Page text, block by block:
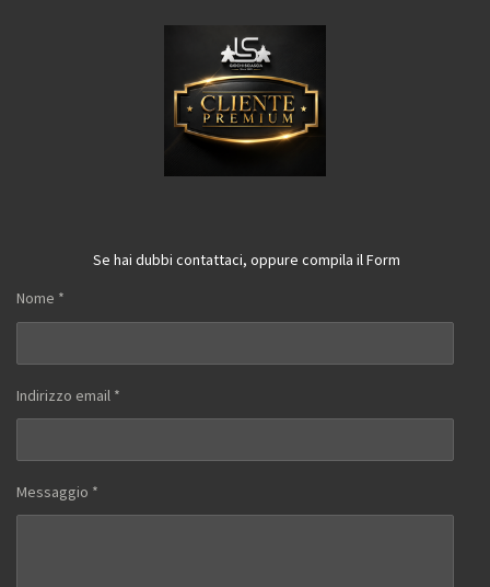
Se hai dubbi contattaci, oppure compila il Form
Nome *
Indirizzo email *
Messaggio *